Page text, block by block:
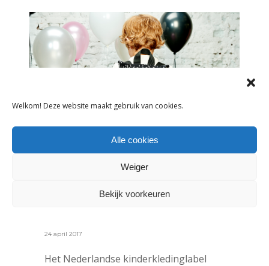
Welkom! Deze website maakt gebruik van cookies.
Alle cookies
Weiger
Bekijk voorkeuren
BINNENKIJKEN BIJ BRANDSTORE
24 april 2017
Het Nederlandse kinderkledinglabel